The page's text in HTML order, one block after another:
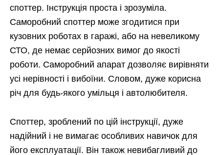
споттер. Інструкція проста і зрозуміла.
Саморобний споттер може згодитися при
кузовних роботах в гаражі, або на невеликому
СТО, де немає серйозних вимог до якості
роботи. Саморобний апарат дозволяє вирівняти
усі нерівності і вибоїни. Словом, дуже корисна
річ для будь-якого умільця і автолюбителя.
Споттер, зроблений по цій інструкції, дуже
надійний і не вимагає особливих навичок для
його експлуатації. Він також невибагливий до